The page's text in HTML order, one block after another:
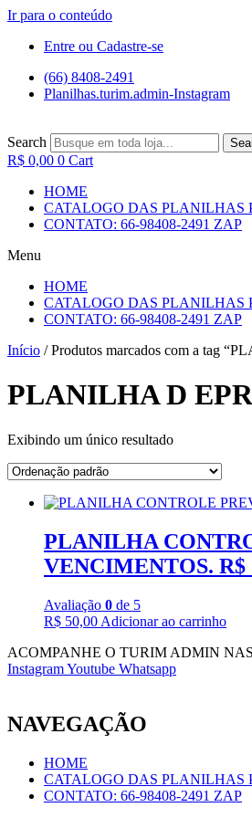
Ir para o conteúdo
Entre ou Cadastre-se
(66) 8408-2491
Planilhas.turim.admin-Instagram
Search
R$ 0,00 0 Cart
HOME
CATALOGO DAS PLANILHAS
CONTATO: 66-98408-2491 ZAP
Menu
HOME
CATALOGO DAS PLANILHAS
CONTATO: 66-98408-2491 ZAP
Início / Produtos marcados com a tag
PLANILHA D
Exibindo um único resultado
PLANILHA
VENCIMENTOS. R$
Avaliação 0 de 5
R$ 50,00 Adicionar ao carrinho
ACOMPANHE O TURIM ADMIN NAS
InstagramYoutube Whatsapp
NAVEGAÇÃO
HOME
CATALOGO DAS PLANILHAS
CONTATO: 66-98408-2491 ZAP